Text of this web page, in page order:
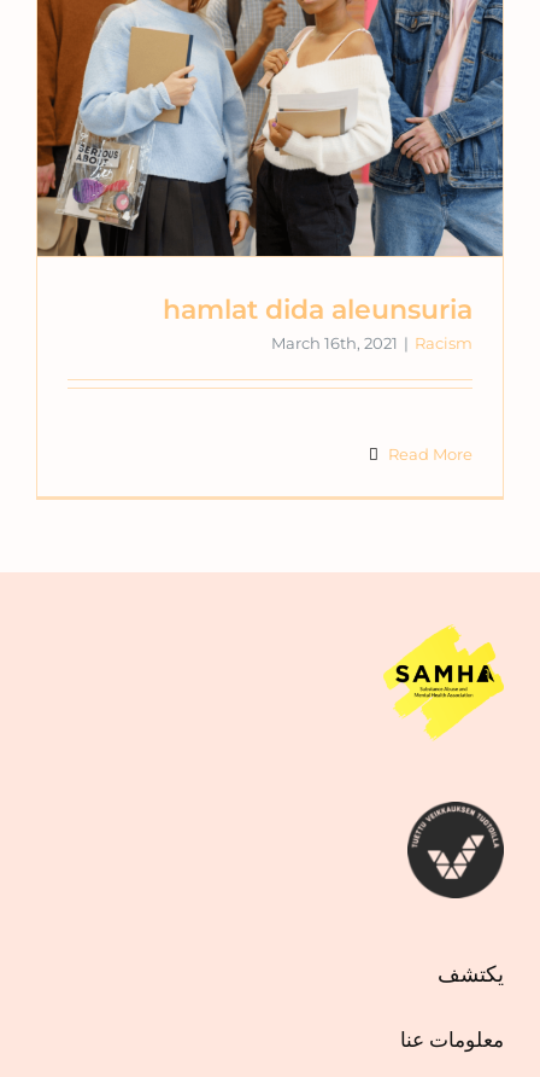
hamlat dida aleunsuria
March 16th, 2021 | Racism
Read More
يكتشف
معلومات عنا